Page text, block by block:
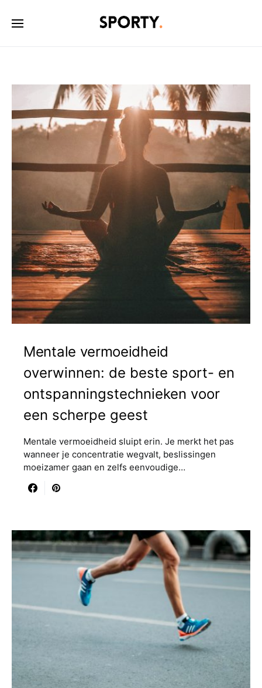
Mentale vermoeidheid
overwinnen: de beste sport- en
ontspanningstechnieken voor
een scherpe geest
Mentale vermoeidheid sluipt erin. Je merkt het pas
wanneer je concentratie wegvalt, beslissingen
moeizamer gaan en zelfs eenvoudige…